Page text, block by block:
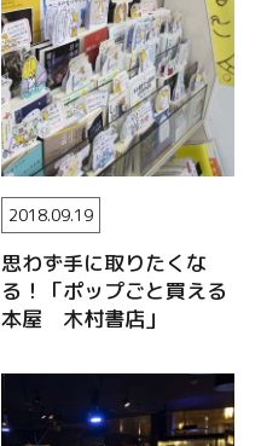
思わず手に取りたくな
る！「ポップごと買える
本屋 木村書店」
2018.09.19